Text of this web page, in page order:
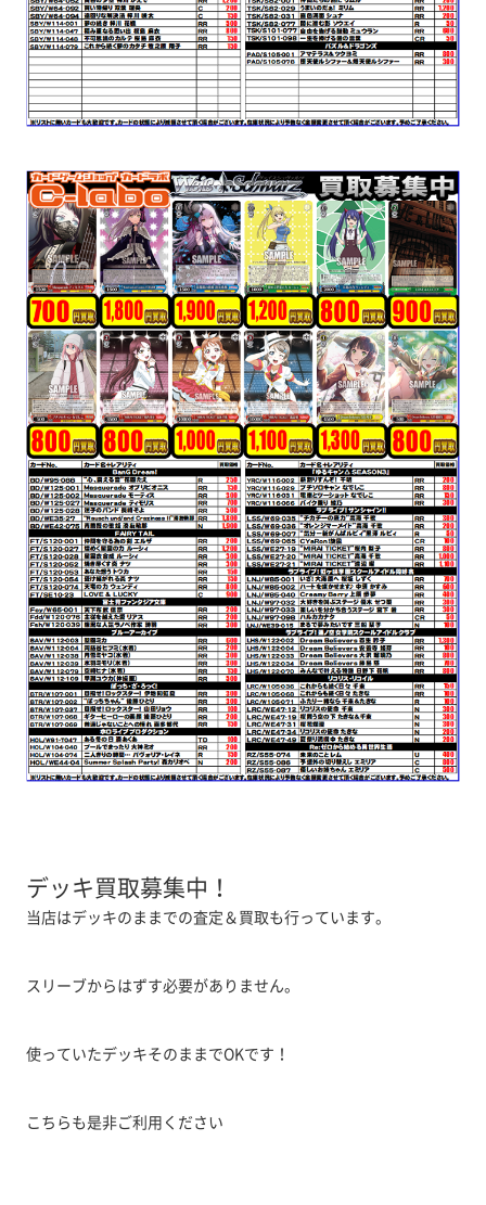
デッキ買取募集中！
当店はデッキのままでの査定＆買取も行っています。
スリーブからはずす必要がありません。
使っていたデッキそのままでOKです！
こちらも是非ご利用ください